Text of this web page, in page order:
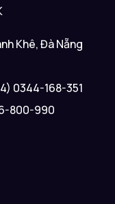
Khê, Đà Nẵng
0344-168-351
800-990